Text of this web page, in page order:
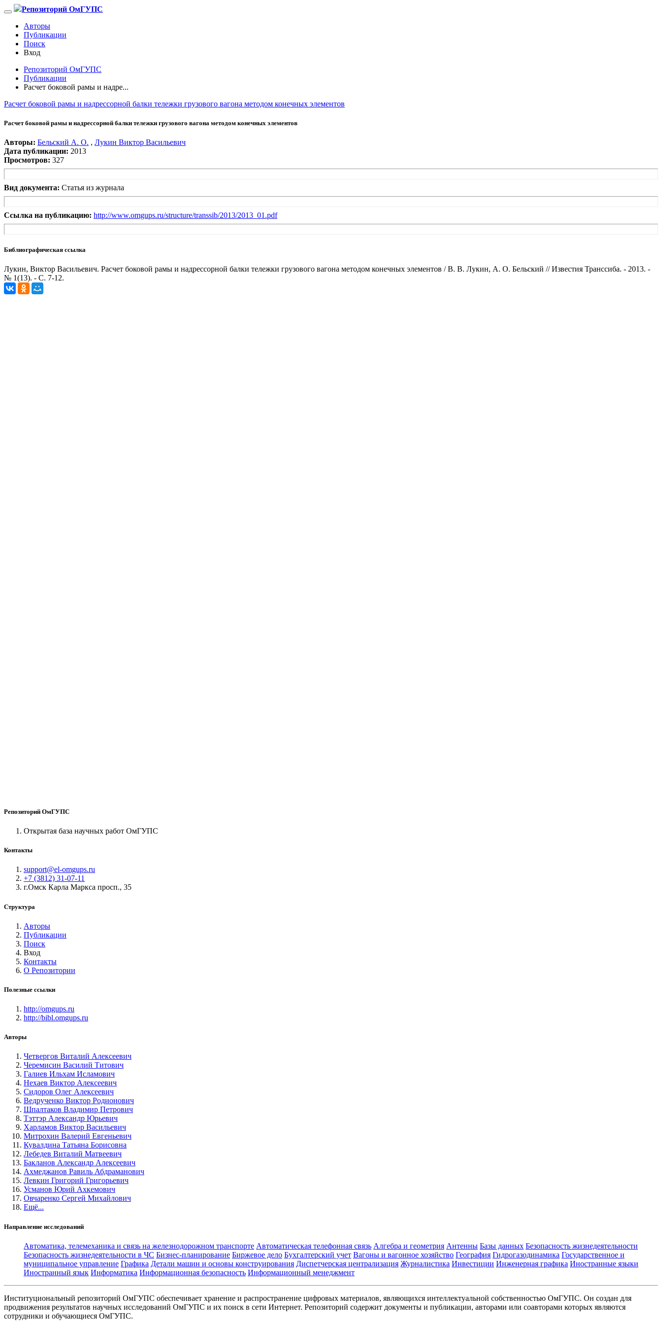
Репозиторий ОмГУПС
Авторы
Публикации
Поиск
Вход
Репозиторий ОмГУПС
Публикации
Расчет боковой рамы и надре...
Расчет боковой рамы и надрессорной балки тележки грузового вагона методом конечных элементов
Расчет боковой рамы и надрессорной балки тележки грузового вагона методом конечных элементов
Авторы: Бельский А. О. , Лукин Виктор Васильевич
Дата публикации: 2013
Просмотров: 327
Вид документа: Статья из журнала
Ссылка на публикацию: http://www.omgups.ru/structure/transsib/2013/2013_01.pdf
Библиографическая ссылка
Лукин, Виктор Васильевич. Расчет боковой рамы и надрессорной балки тележки грузового вагона методом конечных элементов / В. В. Лукин, А. О. Бельский // Известия Транссиба. - 2013. -
№ 1(13). - С. 7-12.
Репозиторий ОмГУПС
Открытая база научных работ ОмГУПС
Контакты
support@el-omgups.ru
+7 (3812) 31-07-11
г.Омск Карла Маркса просп., 35
Структура
Авторы
Публикации
Поиск
Вход
Контакты
О Репозитории
Полезные ссылки
http://omgups.ru
http://bibl.omgups.ru
Авторы
Четвергов Виталий Алексеевич
Черемисин Василий Титович
Галиев Ильхам Исламович
Нехаев Виктор Алексеевич
Сидоров Олег Алексеевич
Ведрученко Виктор Родионович
Шпалтаков Владимир Петрович
Тэттэр Александр Юрьевич
Харламов Виктор Васильевич
Митрохин Валерий Евгеньевич
Кувалдина Татьяна Борисовна
Лебедев Виталий Матвеевич
Бакланов Александр Алексеевич
Ахмеджанов Равиль Абдраманович
Левкин Григорий Григорьевич
Усманов Юрий Ахкемович
Овчаренко Сергей Михайлович
Ещё...
Направление исследований
Автоматика, телемеханика и связь на железнодорожном транспорте Автоматическая телефонная связь Алгебра и геометрия Антенны Базы данных Безопасность жизнедеятельности
Безопасность жизнедеятельности в ЧС Бизнес-планирование Биржевое дело Бухгалтерский учет Вагоны и вагонное хозяйство География Гидрогазодинамика Государственное и
муниципальное управление Графика Детали машин и основы конструирования Диспетчерская централизация Журналистика Инвестиции Инженерная графика Иностранные языки
Иностранный язык Информатика Информационная безопасность Информационный менеджмент
Институциональный репозиторий ОмГУПС обеспечивает хранение и распространение цифровых материалов, являющихся интеллектуальной собственностью ОмГУПС. Он создан для
продвижения результатов научных исследований ОмГУПС и их поиск в сети Интернет. Репозиторий содержит документы и публикации, авторами или соавторами которых являются
сотрудники и обучающиеся ОмГУПС.